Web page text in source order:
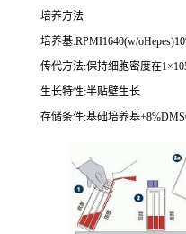
培养方法
培养基:RPMI1640(w/
传代方法:保持细胞密度在1×
生长特性:半贴壁生长
存储条件:基础培养基